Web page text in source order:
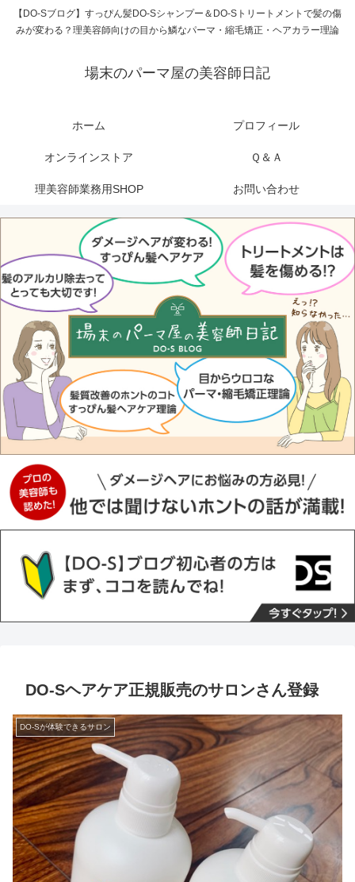
【DO-Sブログ】すっぴん髪DO-Sシャンプー＆DO-Sトリートメントで髪の傷
みが変わる？理美容師向けの目から鱗なパーマ・縮毛矯正・ヘアカラー理論
場末のパーマ屋の美容師日記
ホーム プロフィール
オンラインストア Ｑ＆Ａ
理美容師業務用SHOP お問い合わせ
DO-Sヘアケア正規販売のサロンさん登録
DO-Sが体験できるサロン